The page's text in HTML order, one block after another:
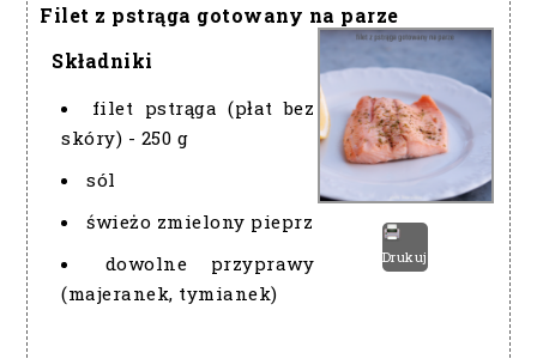
Filet z pstrąga gotowany na parze
Drukuj
Składniki
filet pstrąga (płat bez
skóry) - 250 g
sól
świeżo zmielony pieprz
dowolne przyprawy
(majeranek, tymianek)